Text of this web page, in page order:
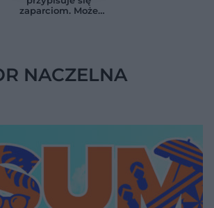
zaparciom. Może
NACZELNA